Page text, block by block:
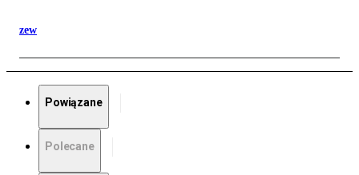
zew
Powiązane
Polecane